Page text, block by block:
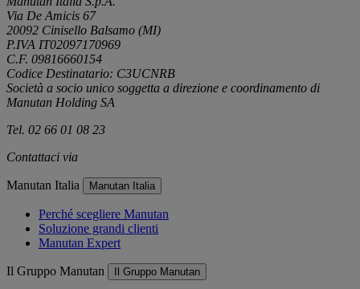
Via De Amicis 67
20092 Cinisello Balsamo (MI)
P.IVA IT02097170969
C.F. 09816660154
Codice Destinatario: C3UCNRB
Società a socio unico soggetta a direzione e coordinamento di
Manutan Holding SA
Tel. 02 66 01 08 23
Contattaci via
Manutan Italia Manutan Italia
Perché scegliere Manutan
Soluzione grandi clienti
Manutan Expert
Il Gruppo Manutan Il Gruppo Manutan